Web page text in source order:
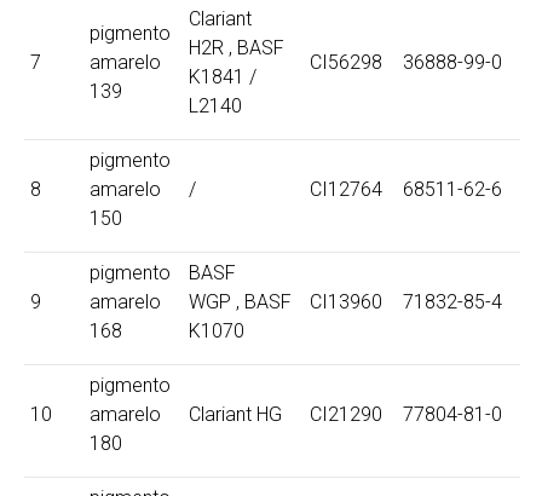
7
pigmento
amarelo
139
Clariant
H2R , BASF
K1841 /
L2140
CI56298 36888-99-0
8
pigmento
amarelo
150
/ CI12764 68511-62-6
9
pigmento
amarelo
168
BASF
WGP , BASF
K1070
CI13960 71832-85-4
10
pigmento
amarelo
180
Clariant HG CI21290 77804-81-0